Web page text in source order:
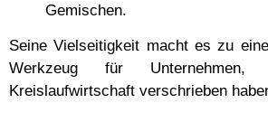
Gemischen.
Seine Vielseitigkeit macht es zu
Werkzeug für
Kreislaufwirtschaft verschrieben